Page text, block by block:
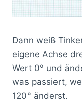
Dann weiß
eigene Achse
Wert 0° und
was passiert,
120° änderst.